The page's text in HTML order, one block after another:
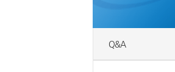
Q&A